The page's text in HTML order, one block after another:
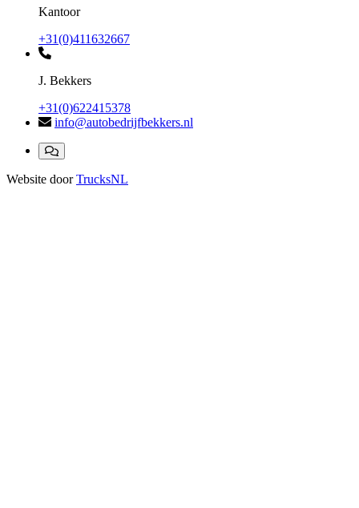
Kantoor
+31(0)411632667
J. Bekkers
+31(0)622415378
info@autobedrijfbekkers.nl
Website door TrucksNL